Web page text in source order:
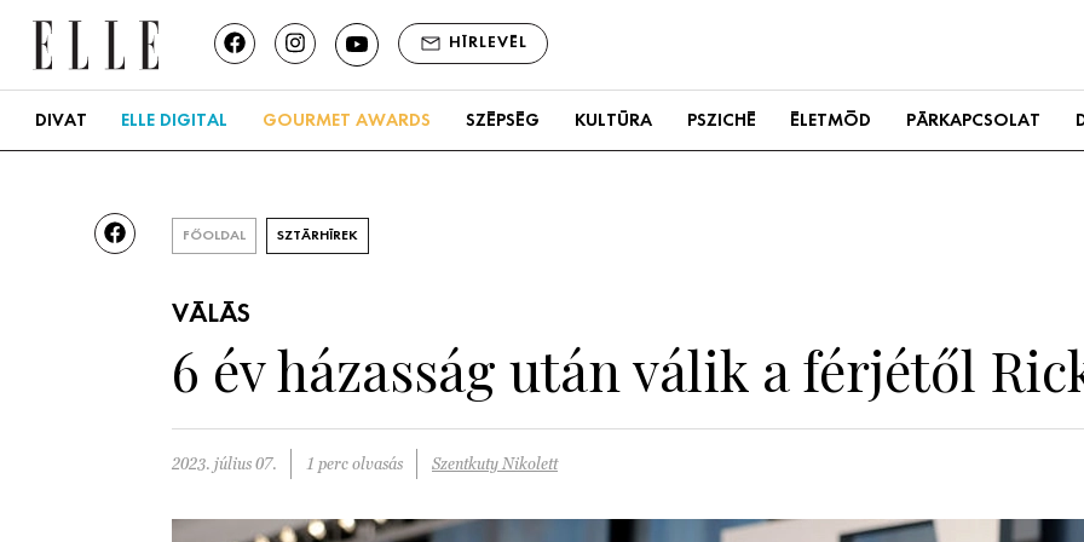
HÍRLEVÉL
DIVAT ELLE DIGITAL GOURMET AWARDS SZÉPSÉG KULTÚRA PSZICHÉ ÉLETMÓD PÁRKAPCSOLAT
FŐOLDAL SZTÁRHÍREK
VÁLÁS
6 év házasság után válik a férjétől
2023. július 07. 1 perc olvasás Szentkuty Nikolett